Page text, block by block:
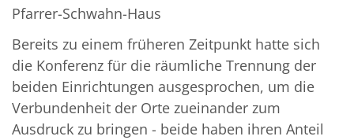
Pfarrer-Schwahn-Haus
Bereits zu einem früheren Zeitpunkt hatte sich
die Konferenz für die räumliche Trennung der
beiden Einrichtungen ausgesprochen, um die
Verbundenheit der Orte zueinander zum
Ausdruck zu bringen - beide haben ihren Anteil